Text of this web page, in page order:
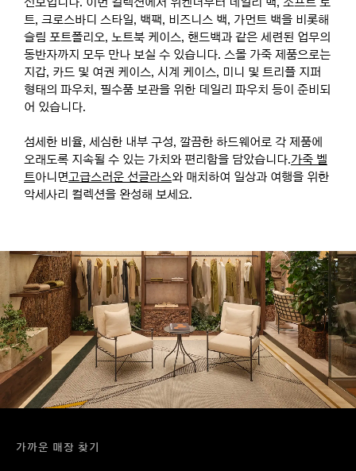
트, 크로스바디 스타일, 백팩, 비즈니스 백, 가먼트 백을 비롯해
슬림 포트폴리오, 노트북 케이스, 핸드백과 같은 세련된 업무의
동반자까지 모두 만나 보실 수 있습니다. 스몰 가죽 제품으로는
지갑, 카드 및 여권 케이스, 시계 케이스, 미니 및 트리플 지퍼
형태의 파우치, 필수품 보관을 위한 데일리 파우치 등이 준비되
어 있습니다.
섬세한 비율, 세심한 내부 구성, 깔끔한 하드웨어로 각 제품에
오래도록 지속될 수 있는 가치와 편리함을 담았습니다.가죽 벨
트아니면고급스러운 선글라스와 매치하여 일상과 여행을 위한
악세사리 컬렉션을 완성해 보세요.
가까운 매장 찾기